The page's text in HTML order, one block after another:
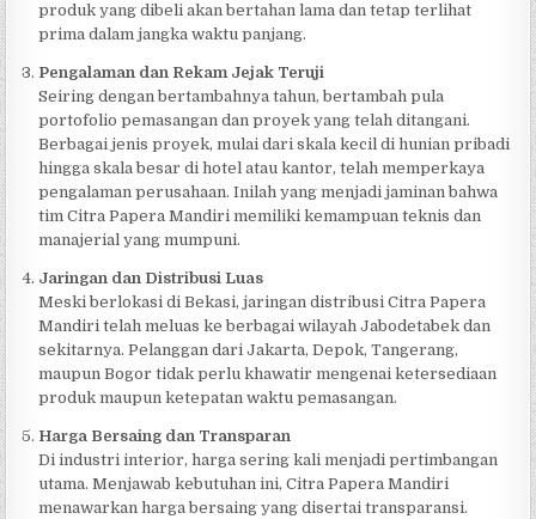
produk yang dibeli akan bertahan lama dan tetap terlihat
prima dalam jangka waktu panjang.
Pengalaman dan Rekam Jejak Teruji
Seiring dengan bertambahnya tahun, bertambah pula
portofolio pemasangan dan proyek yang telah ditangani.
Berbagai jenis proyek, mulai dari skala kecil di hunian pribadi
hingga skala besar di hotel atau kantor, telah memperkaya
pengalaman perusahaan. Inilah yang menjadi jaminan bahwa
tim Citra Papera Mandiri memiliki kemampuan teknis dan
manajerial yang mumpuni.
Jaringan dan Distribusi Luas
Meski berlokasi di Bekasi, jaringan distribusi Citra Papera
Mandiri telah meluas ke berbagai wilayah Jabodetabek dan
sekitarnya. Pelanggan dari Jakarta, Depok, Tangerang,
maupun Bogor tidak perlu khawatir mengenai ketersediaan
produk maupun ketepatan waktu pemasangan.
Harga Bersaing dan Transparan
Di industri interior, harga sering kali menjadi pertimbangan
utama. Menjawab kebutuhan ini, Citra Papera Mandiri
menawarkan harga bersaing yang disertai transparansi.